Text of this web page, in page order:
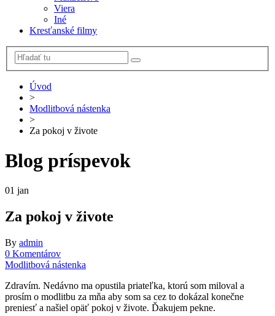
Viera
Iné
Kresťanské filmy
Úvod
>
Modlitbová nástenka
>
Za pokoj v živote
Blog príspevok
01 jan
Za pokoj v živote
By admin
0 Komentárov
Modlitbová nástenka
Zdravím. Nedávno ma opustila priateľka, ktorú som miloval a
prosím o modlitbu za mňa aby som sa cez to dokázal konečne
preniesť a našiel opäť pokoj v živote. Ďakujem pekne.